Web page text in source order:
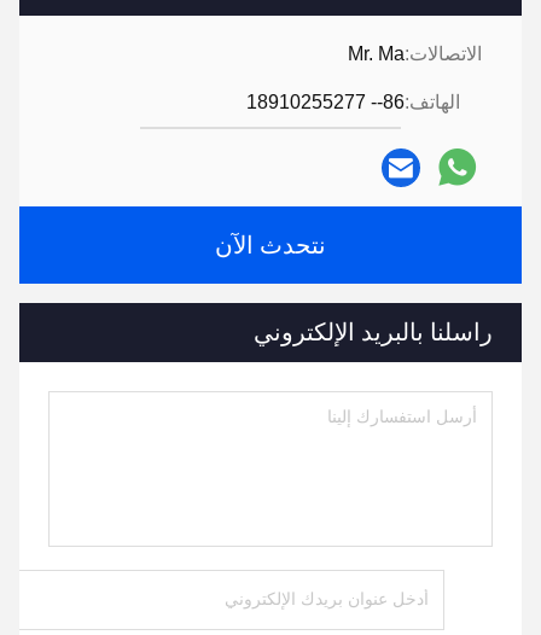
الاتصالات:Mr. Ma
الهاتف:86-- 18910255277
نتحدث الآن
راسلنا بالبريد الإلكتروني